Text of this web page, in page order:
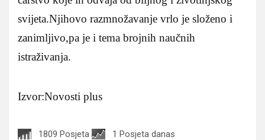
svijeta.Njihovo razmnožavanje vrlo je složeno i
zanimljivo,pa je i tema brojnih naučnih
istraživanja.
Izvor:Novosti plus
1809 Posjeta 1 Posjeta danas